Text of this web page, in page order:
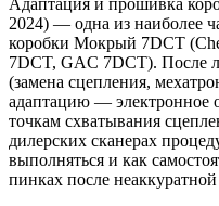
Адаптация и прошивка
2024) — одна из наиболее
коробки Мокрый 7DCT
7DCT, GAC 7DCT). После
(замена сцепления,
адаптацию — электронное
точкам схватывания
дилерских сканерах
выполняться и как
пинках после